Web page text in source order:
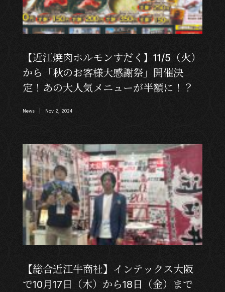
【近江焼肉ホルモンすだく】11/5（火）
から「秋のお客様大感謝祭」開催決
定！あの大人気メニューが半額に！？
News | Nov 2, 2024
【総合近江牛商社】インテックス大阪
で10月17日（木）から18日（金）まで